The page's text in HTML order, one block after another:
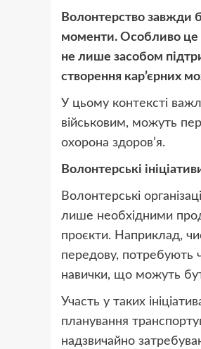
Волонтерство завжди
моменти. Особливо це
не лише засобом
створення кар’єрних
У цьому контексті
військовим, можуть
охорона здоров’я.
Волонтерські
Волонтерські
лише необхідними
проєкти. Наприклад,
передову, потребують
навички, що можуть
Участь у таких
планування
надзвичайно